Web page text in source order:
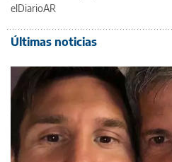
elDiarioAR
Últimas noticias